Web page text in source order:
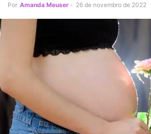
Por Amanda Meuser - 26 de novembro de 2022